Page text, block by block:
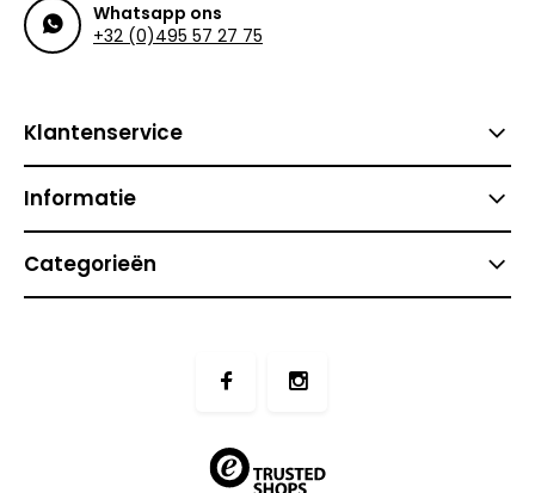
Whatsapp ons
+32 (0)495 57 27 75
Klantenservice
Informatie
Categorieën